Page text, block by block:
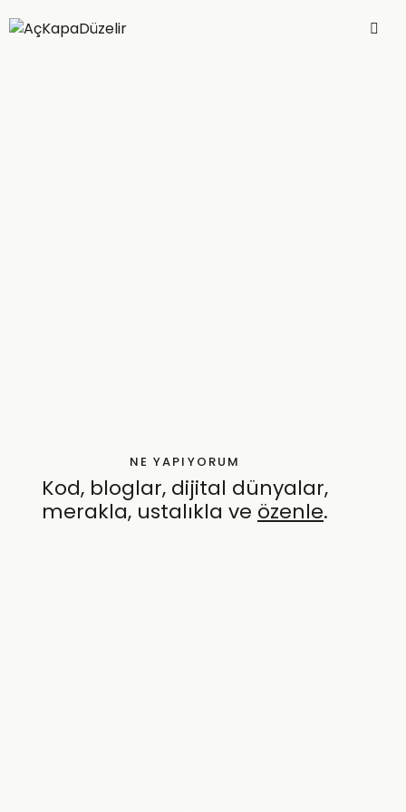
NE YAPIYORUM
Kod, bloglar, dijital dünyalar,
merakla, ustalıkla ve özenle.